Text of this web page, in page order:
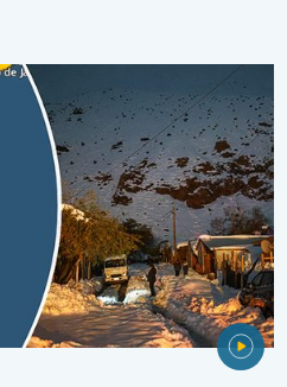
Veel sneeuw in de